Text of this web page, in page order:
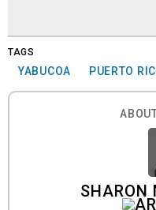
TAGS
YABUCOA PUERTO
SHARON